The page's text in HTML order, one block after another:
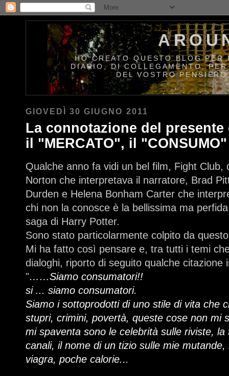
HO CREATO QUESTO BLOG
DIARIO, DI COLLEGAMENTO,
DEL VOSTRO
GIOVEDÌ 30 GIUGNO 2011
La connotazione del presente
il "MERCATO", il "CONSUMO"
Qualche anno fa vidi un bel film, Fight Club,
Norton che interpretava il narratore, Brad
Durden e Helena Bonham Carter che
chi non la conosce è la bellissima ma
saga di Harry Potter.
Sono stato particolarmente colpito da
Mi ha fatto così pensare e, tra tutti i temi
dialoghi, riporto di seguito qualche citazione
"……Siamo consumatori!!
si ... siamo consumatori.
Siamo i sottoprodotti di uno stile di vita che
stupri, crimini, povertà, queste cose non mi
mi spaventa sono le celebrità sulle riviste, la
canali, il nome di un tizio sulle mie
viagra, poche calorie...